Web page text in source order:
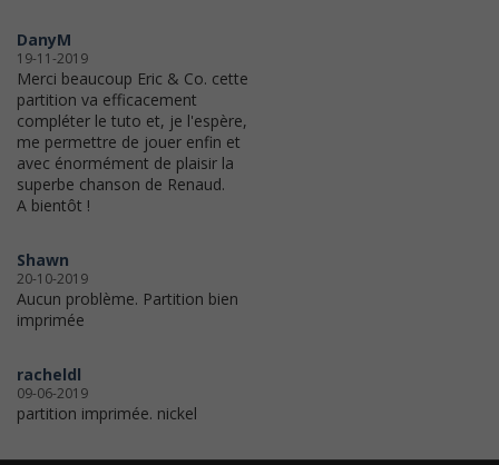
DanyM
19-11-2019
Merci beaucoup Eric & Co. cette
partition va efficacement
compléter le tuto et, je l'espère,
me permettre de jouer enfin et
avec énormément de plaisir la
superbe chanson de Renaud.
A bientôt !
Shawn
20-10-2019
Aucun problème. Partition bien
imprimée
racheldl
09-06-2019
partition imprimée. nickel